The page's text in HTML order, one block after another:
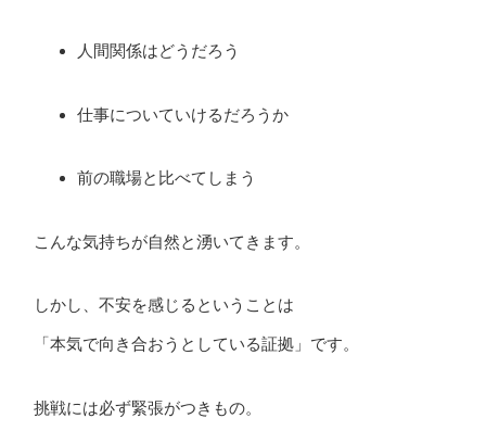
人間関係はどうだろう
仕事についていけるだろうか
前の職場と比べてしまう
こんな気持ちが自然と湧いてきます。
しかし、不安を感じるということは
「本気で向き合おうとしている証拠」です。
挑戦には必ず緊張がつきもの。